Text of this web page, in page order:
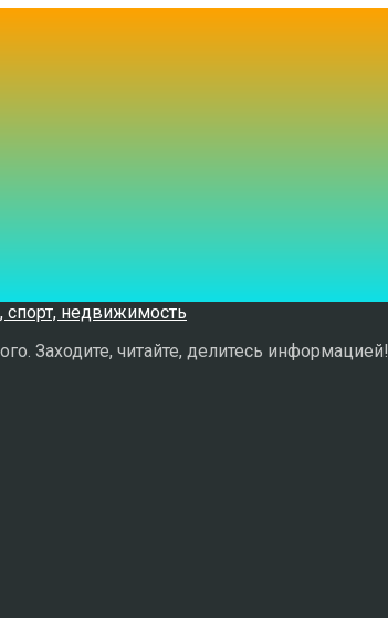
Заходите, читайте, делитесь информацией!